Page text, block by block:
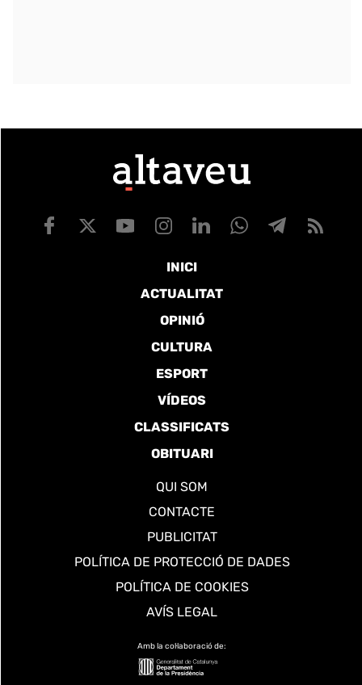
INICI
ACTUALITAT
OPINIÓ
CULTURA
ESPORT
VÍDEOS
CLASSIFICATS
OBITUARI
QUI SOM
CONTACTE
PUBLICITAT
POLÍTICA DE PROTECCIÓ DE DADES
POLÍTICA DE COOKIES
AVÍS LEGAL
Amb la col·laboració de: